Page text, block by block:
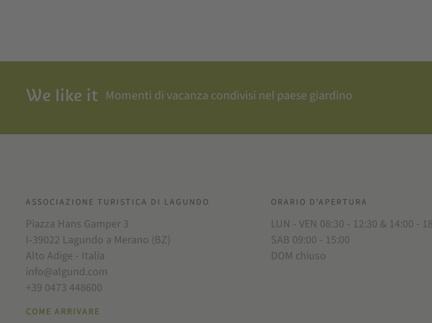
We like it Momenti di vacanza condivisi nel paese giardino
ASSOCIAZIONE TURISTICA DI LAGUNDO
Piazza Hans Gamper 3
I-39022 Lagundo a Merano (BZ)
Alto Adige - Italia
info@algund.com
+39 0473 448600
COME ARRIVARE
ORARIO D'APERTURA
LUN - VEN 08:30 - 12:30 & 14:00 -
SAB 09:00 - 15:00
DOM chiuso